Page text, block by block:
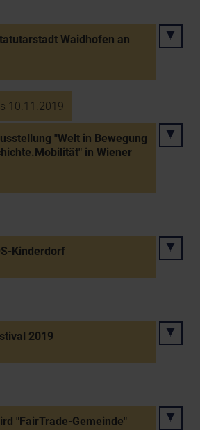
Waidhofen an
10.11.2019
"Welt in Bewegung
in Wiener
Kinderdorf
2019
"FairTrade-Gemeinde"